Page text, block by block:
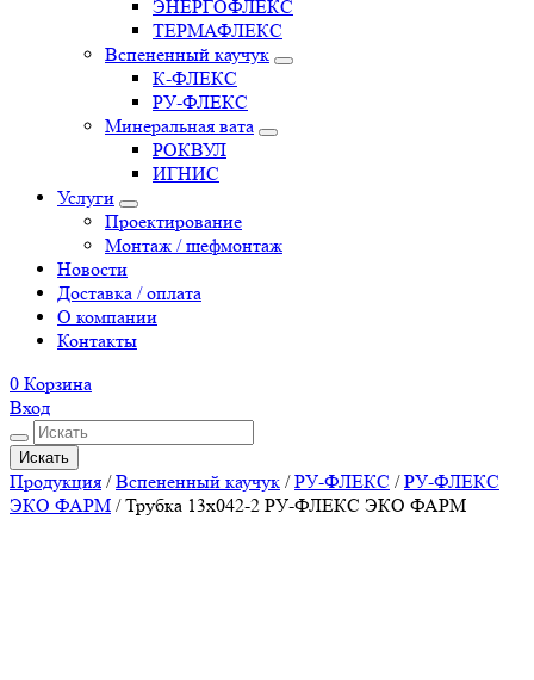
ЭНЕРГОФЛЕКС
ТЕРМАФЛЕКС
Вспененный каучук
К-ФЛЕКС
РУ-ФЛЕКС
Минеральная вата
РОКВУЛ
ИГНИС
Услуги
Проектирование
Монтаж / шефмонтаж
Новости
Доставка / оплата
О компании
Контакты
0 Корзина
Вход
Искать
Продукция /Вспененный каучук /РУ-ФЛЕКС /РУ-ФЛЕКС
ЭКО ФАРМ /Трубка 13х042-2 РУ-ФЛЕКС ЭКО ФАРМ